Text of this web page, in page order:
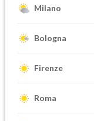
Milano
Bologna
Firenze
Roma